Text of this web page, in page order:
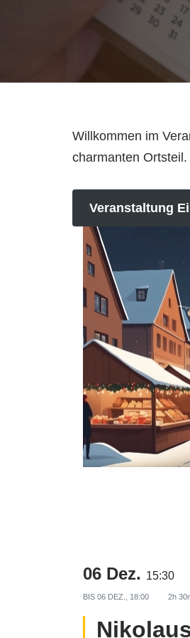
Willkommen im
charmanten
Veranstaltung
06 Dez. 15:30
BIS 06 DEZ., 18:00 2h